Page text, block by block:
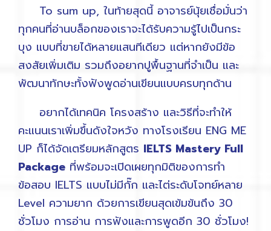
To sum up, ในท้ายสุดนี้ อาจารย์นุ้ยเชื่อมั่นว่า
ทุกคนที่อ่านบล็อกของเราจะได้รับความรู้ไปเป็นกระ
บุง แบบที่ขายได้หลายแสนทีเดียว แต่หากยังมีข้อ
สงสัยเพิ่มเติม รวมถึงอยากปูพื้นฐานที่จำเป็น และ
พัฒนาทักษะทั้งฟังพูดอ่านเขียนแบบครบทุกด้าน
อยากได้เทคนิค โครงสร้าง และวิธีที่จะทำให้
คะแนนเราเพิ่มขึ้นดังใจหวัง ทางโรงเรียน ENG ME
UP ก็ได้จัดเตรียมหลักสูตร IELTS Mastery Full
Package ที่พร้อมจะเปิดเผยทุกมิติของการทำ
ข้อสอบ IELTS แบบไม่มีกั๊ก และไต่ระดับโจทย์หลาย
Level ความยาก ด้วยการเขียนสุดเข้มข้นถึง 30
ชั่วโมง การอ่าน การฟังและการพูดอีก 30 ชั่วโมง!